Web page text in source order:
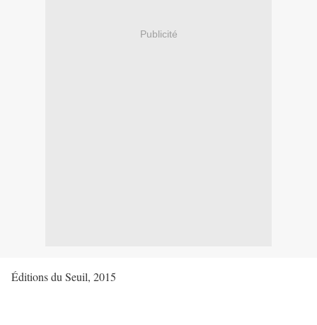
Publicité
Éditions du Seuil, 2015